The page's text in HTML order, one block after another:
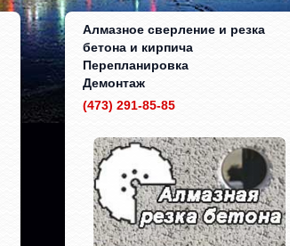
Алмазное сверление и резка
бетона и кирпича
Перепланировка
Демонтаж
(473) 291-85-85